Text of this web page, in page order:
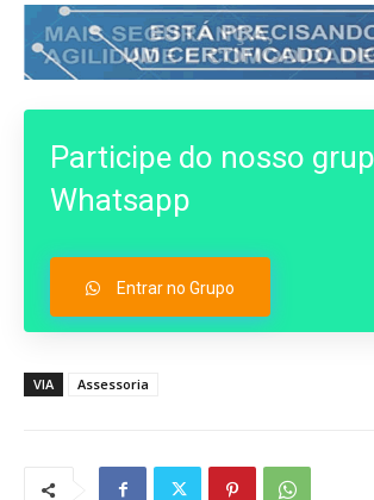
Participe do nosso
Whatsapp
Entrar no Grupo
VIA Assessoria